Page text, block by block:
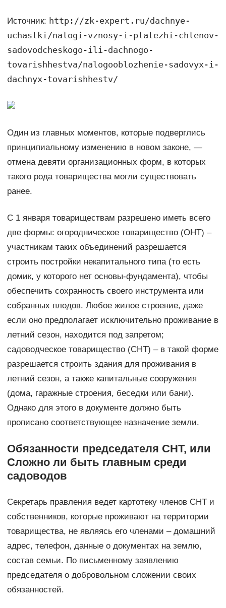
Источник: http://zk-expert.ru/dachnye-
uchastki/nalogi-vznosy-i-platezhi-chlenov-
sadovodcheskogo-ili-dachnogo-
tovarishhestva/nalogooblozhenie-sadovyx-i-
dachnyx-tovarishhestv/
Один из главных моментов, которые подверглись
принципиальному изменению в новом законе, —
отмена девяти организационных форм, в которых
такого рода товарищества могли существовать
ранее.
С 1 января товариществам разрешено иметь всего
две формы: огородническое товарищество (ОНТ) –
участникам таких объединений разрешается
строить постройки некапитального типа (то есть
домик, у которого нет основы-фундамента), чтобы
обеспечить сохранность своего инструмента или
собранных плодов. Любое жилое строение, даже
если оно предполагает исключительно проживание в
летний сезон, находится под запретом;
садоводческое товарищество (СНТ) – в такой форме
разрешается строить здания для проживания в
летний сезон, а также капитальные сооружения
(дома, гаражные строения, беседки или бани).
Однако для этого в документе должно быть
прописано соответствующее назначение земли.
Обязанности председателя СНТ, или
Сложно ли быть главным среди
садоводов
Секретарь правления ведет картотеку членов СНТ и
собственников, которые проживают на территории
товарищества, не являясь его членами – домашний
адрес, телефон, данные о документах на землю,
состав семьи. По письменному заявлению
председателя о добровольном сложении своих
обязанностей.